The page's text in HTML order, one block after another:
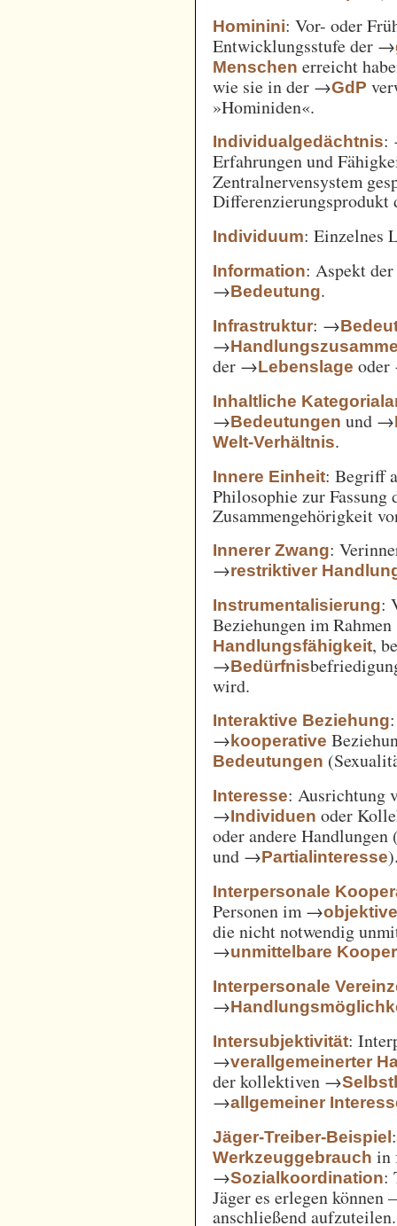
Hominini: Vor- oder
Entwicklungsstufe der →
Menschen erreicht
wie sie in der →GdP
»Hominiden«.
Individualgedächtnis:
Erfahrungen und
Zentralnervensystem
Individuum: Einzelnes
Information: Aspekt
→Bedeutung.
Infrastruktur: →
→
der →Lebenslage
Inhaltliche
→Bedeutungen und →
Welt-Verhältnis.
Innere Einheit: Begriff
Philosophie zur
Zusammengehörigkeit
Innerer Zwang:
→restriktiver
Instrumentalisierung:
Beziehungen im
Handlungsfähigkeit,
→Bedürfnis
wird.
Interaktive Beziehung
→kooperative
Bedeutungen
Interesse: Ausrichtung
→Individuen oder
oder andere
und →Partialinteresse
Interpersonale
Personen im →
die nicht notwendig
→unmittelbare
Interpersonale
→
Intersubjektivität:
→verallgemeinerter
der kollektiven →
→allgemeiner
Jäger-Treiber-Beispiel
Werkzeuggebrauch in
→Sozialkoordination:
Jäger es erlegen
anschließend aufzuteilen.